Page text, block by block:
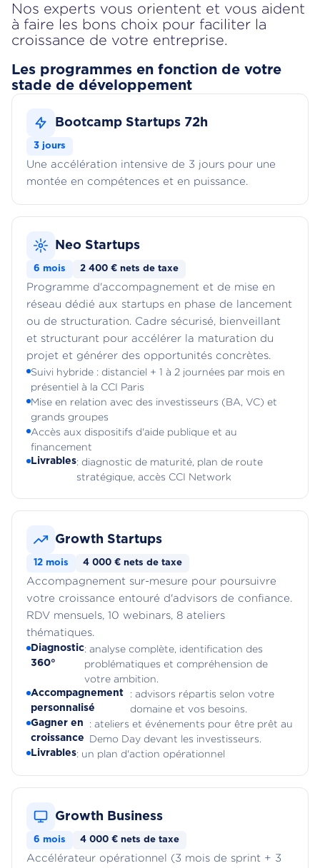
Nos experts vous orientent et vous aident
à faire les bons choix pour faciliter la
croissance de votre entreprise.
Les programmes en fonction de votre
stade de développement
Bootcamp Startups 72h
3 jours
Une accélération intensive de 3 jours pour une
montée en compétences et en puissance.
Neo Startups
6 mois 2 400 € nets de taxe
Programme d'accompagnement et de mise en
réseau dédié aux startups en phase de lancement
ou de structuration. Cadre sécurisé, bienveillant
et structurant pour accélérer la maturation du
projet et générer des opportunités concrètes.
Suivi hybride : distanciel + 1 à 2 journées par mois en
présentiel à la CCI Paris
Mise en relation avec des investisseurs (BA, VC) et
grands groupes
Accès aux dispositifs d'aide publique et au
financement
Livrables: diagnostic de maturité, plan de route
stratégique, accès CCI Network
Growth Startups
12 mois 4 000 € nets de taxe
Accompagnement sur-mesure pour poursuivre
votre croissance entouré d'advisors de confiance.
RDV mensuels, 10 webinars, 8 ateliers
thématiques.
Diagnostic
360°
: analyse complète, identification des
problématiques et compréhension de
votre ambition.
Accompagnement
personnalisé
: advisors répartis selon votre
domaine et vos besoins.
Gagner en
croissance
: ateliers et événements pour être prêt au
Demo Day devant les investisseurs.
Livrables: un plan d'action opérationnel
Growth Business
6 mois 4 000 € nets de taxe
Accélérateur opérationnel (3 mois de sprint + 3